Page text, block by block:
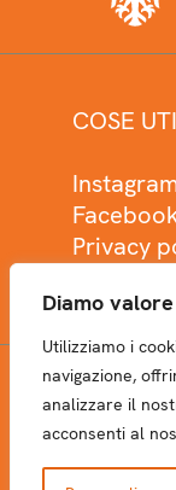
Diamo
Utilizziamo i
navigazione,
analizzare il
acconsenti al
COSE
Privacy